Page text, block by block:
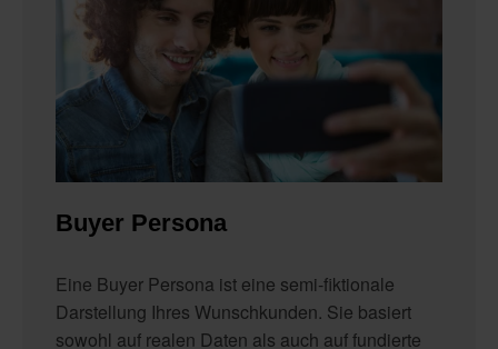
Buyer Persona
Eine Buyer Persona ist eine semi-fiktionale
Darstellung Ihres Wunschkunden. Sie basiert
sowohl auf realen Daten als auch auf fundierte